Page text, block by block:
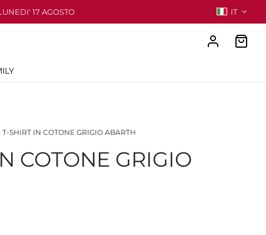
17 AGOSTO IT
T-SHIRT IN COTONE GRIGIO ABARTH
COTONE GRIGIO